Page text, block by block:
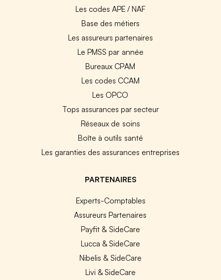
Les codes APE / NAF
Base des métiers
Les assureurs partenaires
Le PMSS par année
Bureaux CPAM
Les codes CCAM
Les OPCO
Tops assurances par secteur
Réseaux de soins
Boîte à outils santé
Les garanties des assurances entreprises
PARTENAIRES
Experts-Comptables
Assureurs Partenaires
Payfit & SideCare
Lucca & SideCare
Nibelis & SideCare
Livi & SideCare